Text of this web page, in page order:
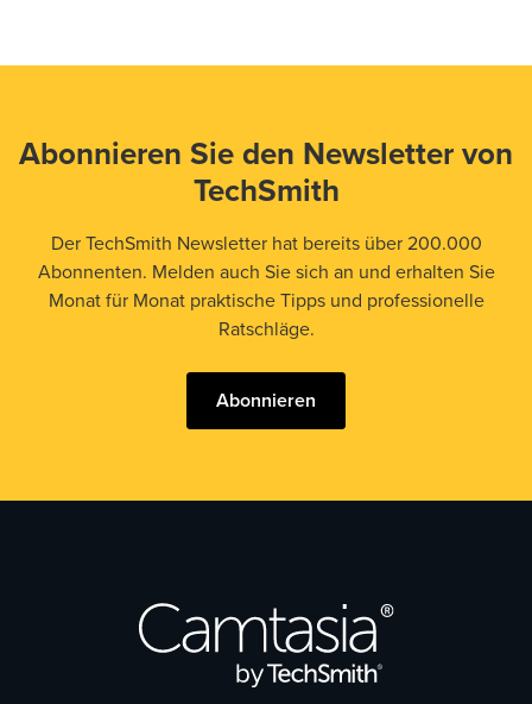
Abonnieren Sie den Newsletter von
TechSmith
Der TechSmith Newsletter hat bereits über 200.000
Abonnenten. Melden auch Sie sich an und erhalten Sie
Monat für Monat praktische Tipps und professionelle
Ratschläge.
Abonnieren